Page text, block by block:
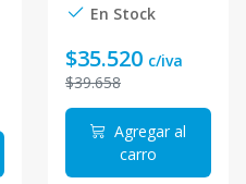
En Stock
$35.520 c/iva
$39.658
Agregar al
carro